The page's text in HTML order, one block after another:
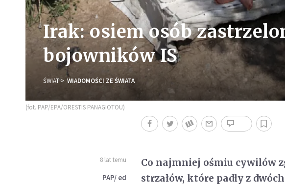
Irak: osiem osób
bojowników IS
ŚWIAT WIADOMOŚCI ZE ŚWIATA
(fot. PAP/EPA/ORESTIS PANAGIOTOU)
8 lat temu
PAP/ ed
Co najmniej ośmiu cywilów
strzałów, które padły z